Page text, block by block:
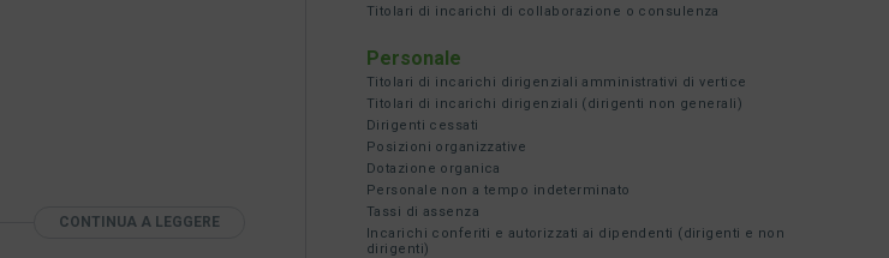
CONTINUA A LEGGERE
Titolari di incarichi di collaborazione o consulenza
Personale
Titolari di incarichi dirigenziali amministrativi di vertice
Titolari di incarichi dirigenziali (dirigenti non generali)
Dirigenti cessati
Posizioni organizzative
Dotazione organica
Personale non a tempo indeterminato
Tassi di assenza
Incarichi conferiti e autorizzati ai dipendenti (dirigenti e non
dirigenti)